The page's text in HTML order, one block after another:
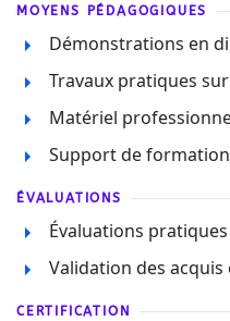
MOYENS PÉDAGOGIQUES
Démonstrations en
Travaux pratiques
Matériel
Support de
ÉVALUATIONS
Évaluations
Validation des
CERTIFICATION